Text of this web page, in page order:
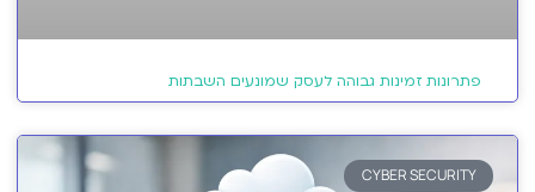
פתרונות זמינות גבוהה לעסק שמונעים השבתות
CYBER SECURITY